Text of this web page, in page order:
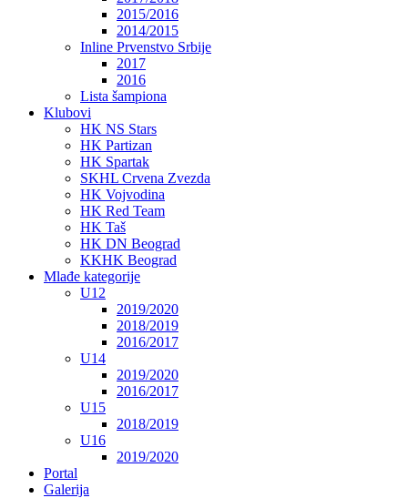
2015/2016
2014/2015
Inline Prvenstvo Srbije
2017
2016
Lista šampiona
Klubovi
HK NS Stars
HK Partizan
HK Spartak
SKHL Crvena Zvezda
HK Vojvodina
HK Red Team
HK Taš
HK DN Beograd
KKHK Beograd
Mlađe kategorije
U12
2019/2020
2018/2019
2016/2017
U14
2019/2020
2016/2017
U15
2018/2019
U16
2019/2020
Portal
Galerija